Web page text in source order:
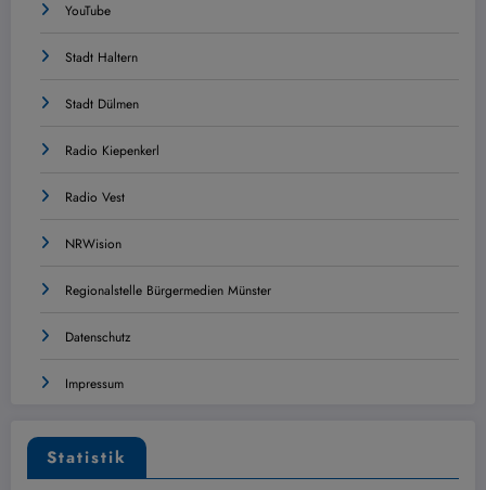
YouTube
Stadt Haltern
Stadt Dülmen
Radio Kiepenkerl
Radio Vest
NRWision
Regionalstelle Bürgermedien Münster
Datenschutz
Impressum
Statistik